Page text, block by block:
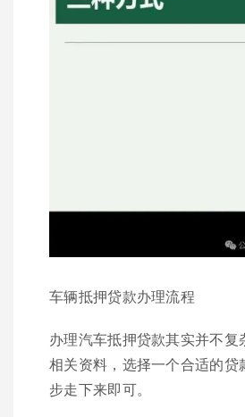
车辆抵押贷款办理流程
办理汽车抵押贷款其实并不复
相关资料，选择一个合适的贷
步走下来即可。